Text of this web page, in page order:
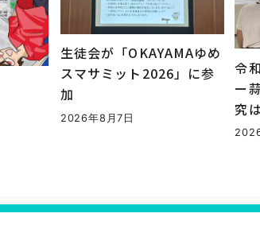
生徒会が「OKAYAMAゆめ
スマサミット2026」に参
加
2026年8月7日
令
ー
究